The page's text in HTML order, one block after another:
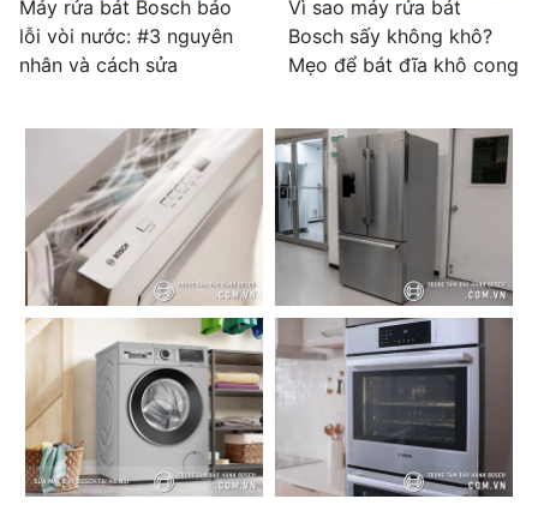
Máy rửa bát Bosch báo
lỗi vòi nước: #3 nguyên
nhân và cách sửa
Vì sao máy rửa bát
Bosch sấy không khô?
Mẹo để bát đĩa khô cong